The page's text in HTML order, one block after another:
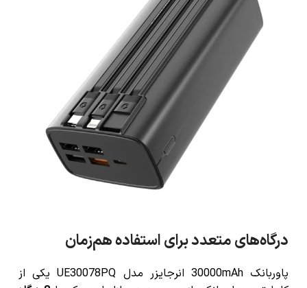
درگاه‌های متعدد برای استفاده هم‌زمان
پاوربانک 30000mAh انرجایزر مدل UE30078PQ یکی از